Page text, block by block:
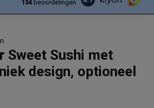
104beoordelingen
Sweet Sushi met
design, optioneel